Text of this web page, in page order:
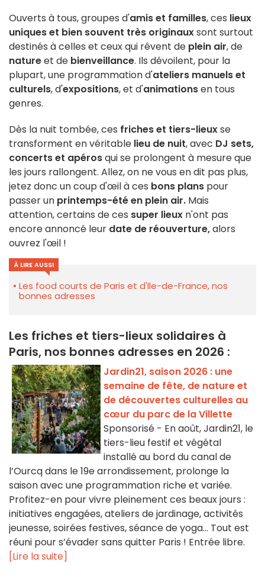
Ouverts à tous, groupes d'amis et familles, ces lieux
uniques et bien souvent très originauxsont surtout
destinés à celles et ceux qui rêvent de plein air, de
natureet de bienveillance. Ils dévoilent, pour la
plupart, une programmation d'ateliers manuels et
culturels, d'expositions, et d'animationsen tous
genres.
Dès la nuit tombée, ces friches et tiers-lieuxse
transforment en véritable lieu de nuit, avec DJ sets,
concerts et apérosqui se prolongent à mesure que
les jours rallongent. Allez, on ne vous en dit pas plus,
jetez donc un coup d'œil à ces bons plans pour
passer un printemps-été en plein air. Mais
attention, certains de ces super lieux n'ont pas
encore annoncé leur date de réouverture,alors
ouvrez l'œil !
À LIRE AUSSI
Les food courts de Paris et d'Ile-de-France, nos
bonnes adresses
Les friches et tiers-lieux solidaires à
Paris, nos bonnes adresses en 2026 :
Jardin21, saison 2026 : une
semaine de fête, de nature et
de découvertes culturelles au
cœur du parc de la Villette
Sponsorisé - En août, Jardin21, le
tiers-lieu festif et végétal
installé au bord du canal de
l’Ourcq dans le 19e arrondissement, prolonge la
saison avec une programmation riche et variée.
Profitez-en pour vivre pleinement ces beaux jours :
initiatives engagées, ateliers de jardinage, activités
jeunesse, soirées festives, séance de yoga… Tout est
réuni pour s’évader sans quitter Paris ! Entrée libre.
[Lire la suite]